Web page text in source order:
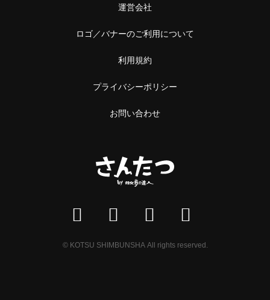
運営会社
ロゴ／バナーのご利用について
利用規約
プライバシーポリシー
お問い合わせ
© KOTSU SHIMBUNSHA All rights reserved.